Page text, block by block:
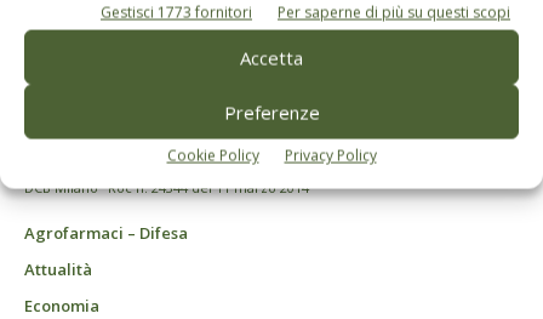
Gestisci 1773 fornitori Per saperne di più su questi scopi
Accetta
Preferenze
Cookie Policy Privacy Policy
© Tecniche Nuove Spa. Tutti i diritti riservati. Sede legale Via Eritrea 21 -
20157 Milano | Codice fiscale, Partita IVA e Iscrizione al Registro delle
Registrazione Tribunale di Milano n. 69 del 05/03/2014. Precedentemente
registrata presso il tribunale di Bologna n. 6776 del 04/03/1998
ROC "Poste italiane Spa - sped. A.P. - DL 353/2003 conv. L. 46/2004, art. 1c.1:
DCB Milano" Roc n. 24344 del 11 marzo 2014
Agrofarmaci – Difesa
Attualità
Economia